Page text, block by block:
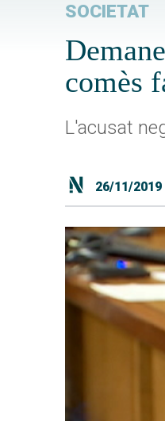
SOCIETAT
comès
L'acusat
26/11/2019